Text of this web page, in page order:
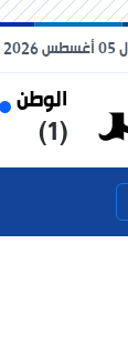
الوطن
(1)